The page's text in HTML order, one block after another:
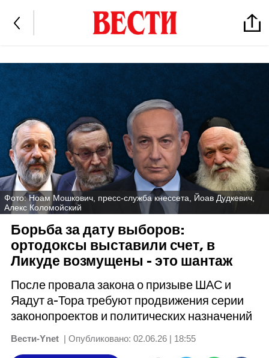
Фото: Ноам Мошкович, пресс-служба кнессета, Йоав Дудкевич,
Алекс Коломойский
Борьба за дату выборов:
ортодоксы выставили счет, в
Ликуде возмущены - это шантаж
После провала закона о призыве ШАС и
Яадут а-Тора требуют продвижения серии
законопроектов и политических назначений
Вести-Ynet | Опубликовано: 02.06.26 | 18:55